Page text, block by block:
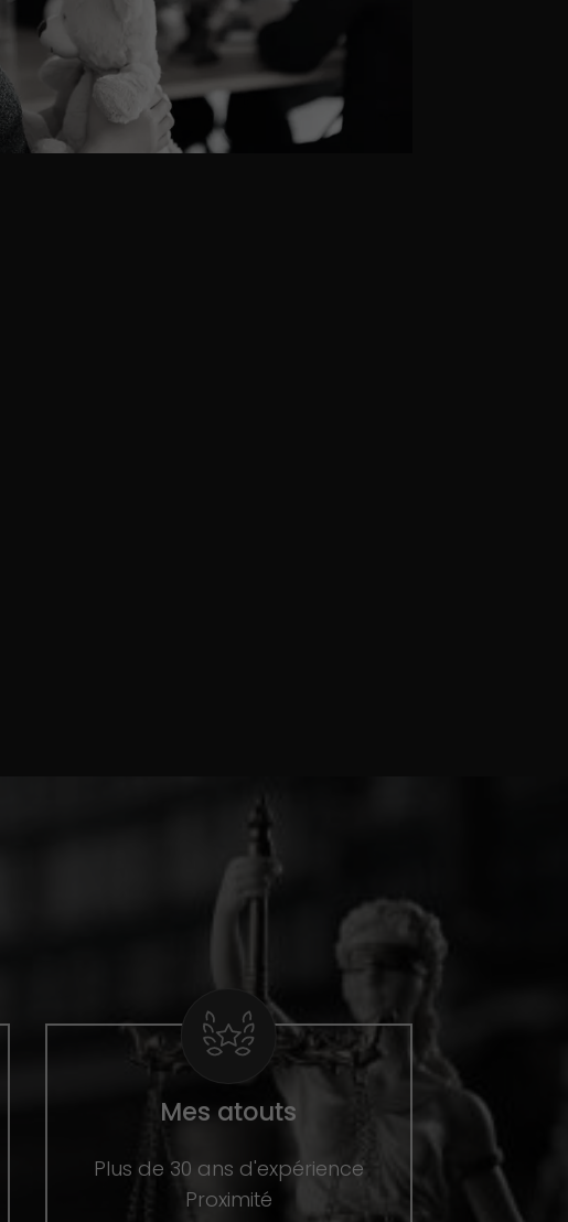
Mes atouts
Plus de 30 ans d'expérience
Proximité